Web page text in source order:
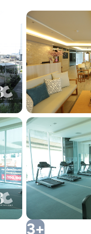
Choose
Maximum 3 units
Clear